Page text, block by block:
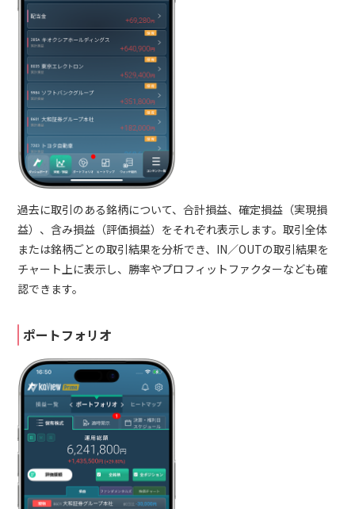
過去に取引のある銘柄について、合計損益、確定損益（実現損
益）、含み損益（評価損益）をそれぞれ表示します。取引全体
または銘柄ごとの取引結果を分析でき、IN／OUTの取引結果を
チャート上に表示し、勝率やプロフィットファクターなども確
認できます。
ポートフォリオ